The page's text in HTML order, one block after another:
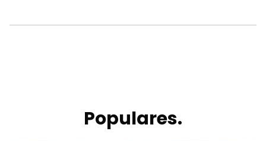
Populares.